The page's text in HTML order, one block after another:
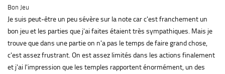
Bon Jeu
Je suis peut-être un peu sévère sur la note car c'est franchement un
bon jeu et les parties que j'ai faites étaient très sympathiques. Mais je
trouve que dans une partie on n'a pas le temps de faire grand chose,
c'est assez frustrant. On est assez limités dans les actions finalement
et j'ai l'impression que les temples rapportent énormément, un des